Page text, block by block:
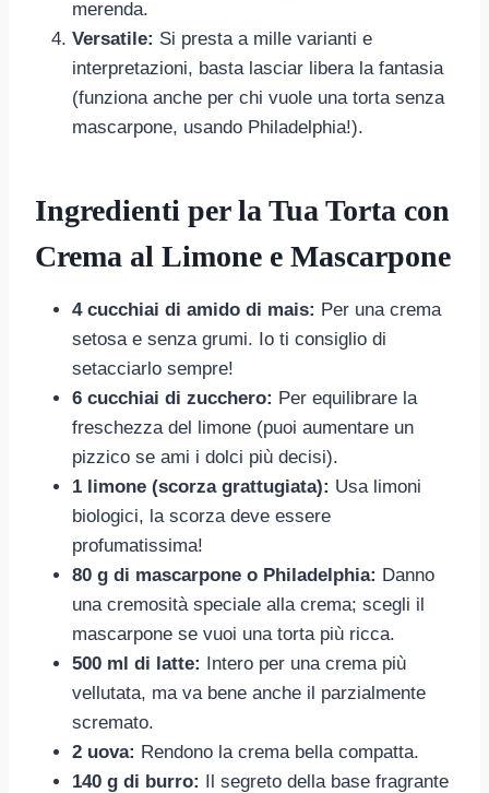
merenda.
Versatile: Si presta a mille varianti e
interpretazioni, basta lasciar libera la fantasia
(funziona anche per chi vuole una torta senza
mascarpone, usando Philadelphia!).
Ingredienti per la Tua Torta con
Crema al Limone e Mascarpone
4 cucchiai di amido di mais: Per una crema
setosa e senza grumi. Io ti consiglio di
setacciarlo sempre!
6 cucchiai di zucchero: Per equilibrare la
freschezza del limone (puoi aumentare un
pizzico se ami i dolci più decisi).
1 limone (scorza grattugiata): Usa limoni
biologici, la scorza deve essere
profumatissima!
80 g di mascarpone o Philadelphia: Danno
una cremosità speciale alla crema; scegli il
mascarpone se vuoi una torta più ricca.
500 ml di latte: Intero per una crema più
vellutata, ma va bene anche il parzialmente
scremato.
2 uova: Rendono la crema bella compatta.
140 g di burro: Il segreto della base fragrante